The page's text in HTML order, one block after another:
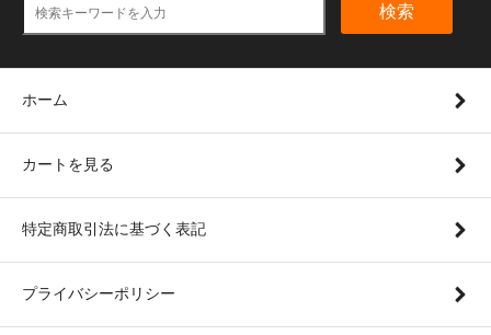
検索
ホーム
カートを見る
特定商取引法に基づく表記
プライバシーポリシー